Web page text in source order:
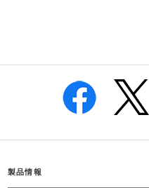
製品情報